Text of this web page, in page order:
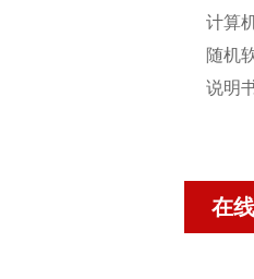
计算
随机
说明
在